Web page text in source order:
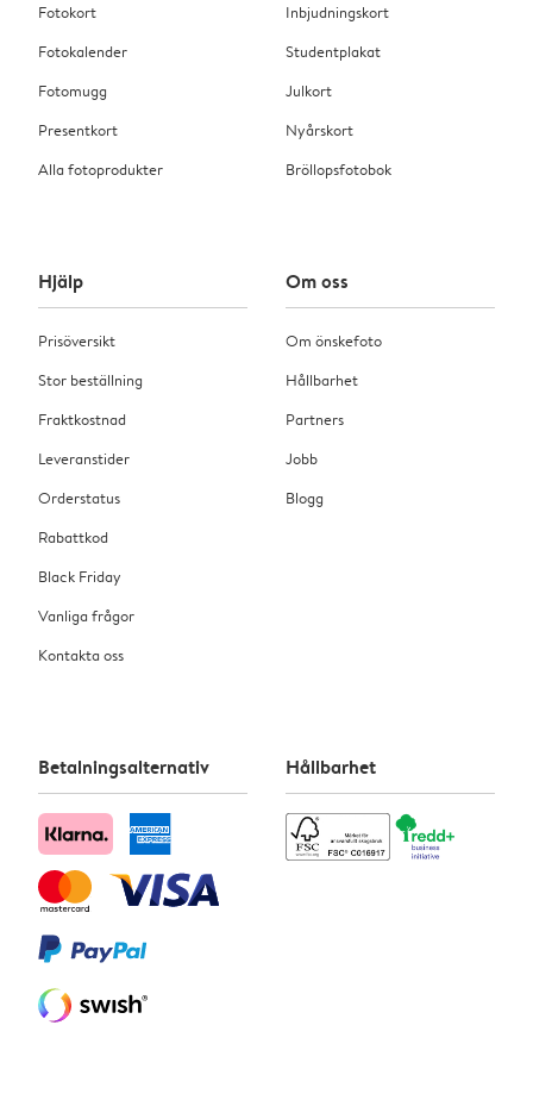
Fotokort
Fotokalender
Fotomugg
Presentkort
Alla fotoprodukter
Inbjudningskort
Studentplakat
Julkort
Nyårskort
Bröllopsfotobok
Hjälp
Prisöversikt
Stor beställning
Fraktkostnad
Leveranstider
Orderstatus
Rabattkod
Black Friday
Vanliga frågor
Kontakta oss
Om oss
Om önskefoto
Hållbarhet
Partners
Jobb
Blogg
Betalningsalternativ Hållbarhet